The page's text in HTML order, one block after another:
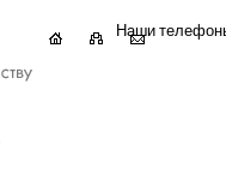
Наши